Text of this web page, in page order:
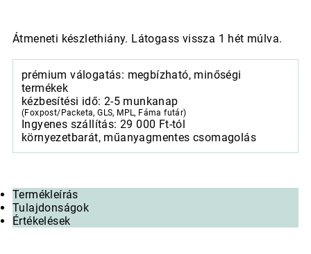
Átmeneti készlethiány. Látogass vissza 1 hét múlva.
prémium válogatás: megbízható, minőségi
termékek
kézbesítési idő: 2-5 munkanap
(Foxpost/Packeta, GLS, MPL, Fáma futár)
Ingyenes szállítás: 29 000 Ft-tól
környezetbarát, műanyagmentes csomagolás
Termékleírás
Tulajdonságok
Értékelések